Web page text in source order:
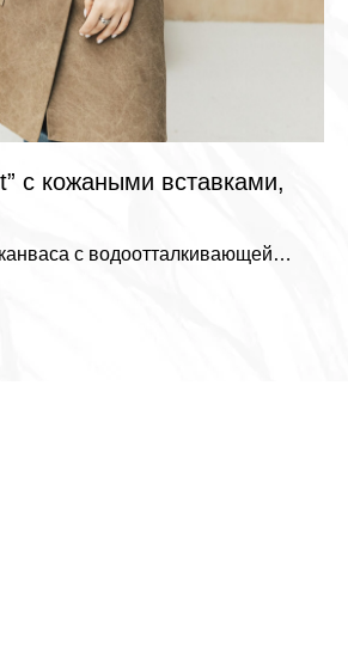
с кожаными вставками,
с водоотталкивающей